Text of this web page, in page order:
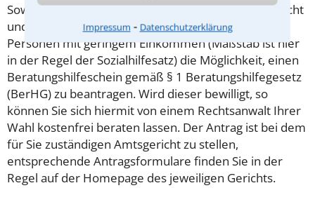
Impressum ⁃ Datenschutzerklärung
Soweit die Rechtsangelegenheit noch nicht vor Gericht
und eine Rechtsberatung notwendig ist, haben
Personen mit geringem Einkommen (Maßstab ist hier
in der Regel der Sozialhilfesatz) die Möglichkeit, einen
Beratungshilfeschein gemäß § 1 Beratungshilfegesetz
(BerHG) zu beantragen. Wird dieser bewilligt, so
können Sie sich hiermit von einem Rechtsanwalt Ihrer
Wahl kostenfrei beraten lassen. Der Antrag ist bei dem
für Sie zuständigen Amtsgericht zu stellen,
entsprechende Antragsformulare finden Sie in der
Regel auf der Homepage des jeweiligen Gerichts.